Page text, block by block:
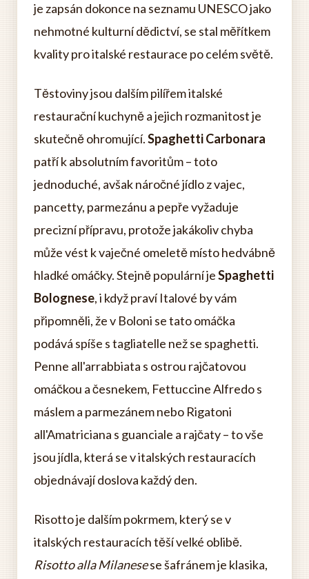
je zapsán dokonce na seznamu UNESCO jako
nehmotné kulturní dědictví, se stal měřítkem
kvality pro italské restaurace po celém světě.
Těstoviny jsou dalším pilířem italské
restaurační kuchyně a jejich rozmanitost je
skutečně ohromující.Spaghetti Carbonara
patří k absolutním favoritům – toto
jednoduché, avšak náročné jídlo z vajec,
pancetty, parmezánu a pepře vyžaduje
precizní přípravu, protože jakákoliv chyba
může vést k vaječné omeletě místo hedvábně
hladké omáčky. Stejně populární jeSpaghetti
Bolognese, i když praví Italové by vám
připomněli, že v Boloni se tato omáčka
podává spíše s tagliatelle než se spaghetti.
Penne all'arrabbiata s ostrou rajčatovou
omáčkou a česnekem, Fettuccine Alfredo s
máslem a parmezánem nebo Rigatoni
all'Amatriciana s guanciale a rajčaty – to vše
jsou jídla, která se v italských restauracích
objednávají doslova každý den.
Risotto je dalším pokrmem, který se v
italských restauracích těší velké oblibě.
Risotto alla Milanesese šafránem je klasika,